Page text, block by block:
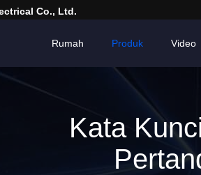
Co., Ltd.
Rumah Produk Video
Kata